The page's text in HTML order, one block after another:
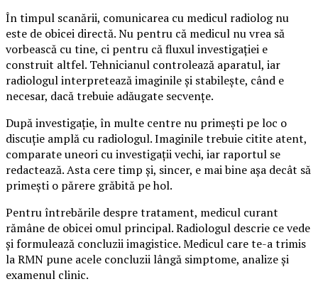
În timpul scanării, comunicarea cu medicul radiolog nu
este de obicei directă. Nu pentru că medicul nu vrea să
vorbească cu tine, ci pentru că fluxul investigației e
construit altfel. Tehnicianul controlează aparatul, iar
radiologul interpretează imaginile și stabilește, când e
necesar, dacă trebuie adăugate secvențe.
După investigație, în multe centre nu primești pe loc o
discuție amplă cu radiologul. Imaginile trebuie citite atent,
comparate uneori cu investigații vechi, iar raportul se
redactează. Asta cere timp și, sincer, e mai bine așa decât să
primești o părere grăbită pe hol.
Pentru întrebările despre tratament, medicul curant
rămâne de obicei omul principal. Radiologul descrie ce vede
și formulează concluzii imagistice. Medicul care te-a trimis
la RMN pune acele concluzii lângă simptome, analize și
examenul clinic.